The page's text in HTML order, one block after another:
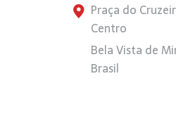
Praça do
Centro
Bela Vista de
Brasil